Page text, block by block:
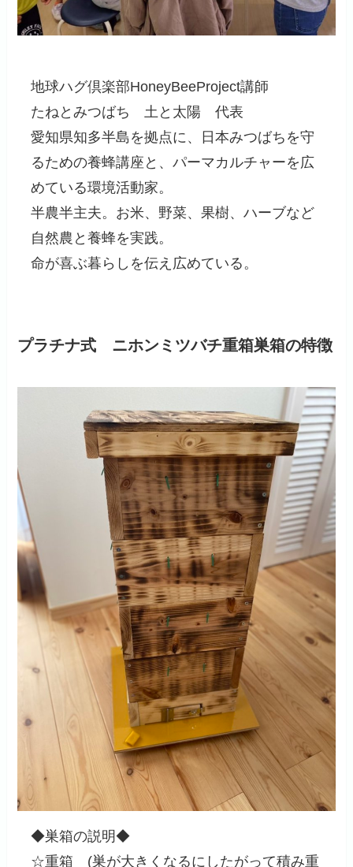
地球ハグ倶楽部HoneyBeeProject講師
たねとみつばち 土と太陽 代表
愛知県知多半島を拠点に、日本みつばちを守
るための養蜂講座と、パーマカルチャーを広
めている環境活動家。
半農半主夫。お米、野菜、果樹、ハーブなど
自然農と養蜂を実践。
命が喜ぶ暮らしを伝え広めている。
プラチナ式 ニホンミツバチ重箱巣箱の特徴
◆巣箱の説明◆
☆重箱 (巣が大きくなるにしたがって積み重